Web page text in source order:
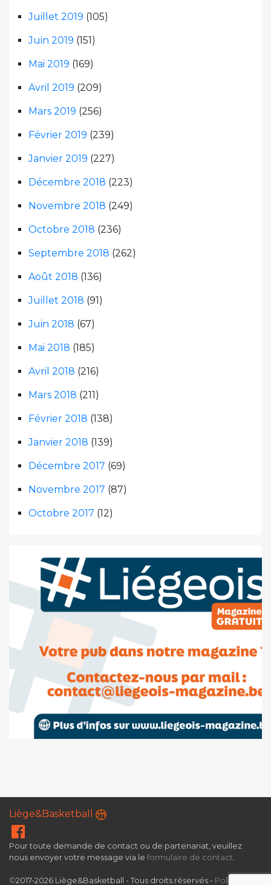
Juillet 2019 (105)
Juin 2019 (151)
Mai 2019 (169)
Avril 2019 (209)
Mars 2019 (256)
Février 2019 (239)
Janvier 2019 (227)
Décembre 2018 (223)
Novembre 2018 (249)
Octobre 2018 (236)
Septembre 2018 (262)
Août 2018 (136)
Juillet 2018 (91)
Juin 2018 (67)
Mai 2018 (185)
Avril 2018 (216)
Mars 2018 (211)
Février 2018 (138)
Janvier 2018 (139)
Décembre 2017 (69)
Novembre 2017 (87)
Octobre 2017 (12)
Liège&Basketball
Pour toute demande de contact ou de partenariat, veuillez
nous envoyer votre message via le formulaire de contact.
©2017-2026 Liège&Basketball - Tous droits réservés - Politique